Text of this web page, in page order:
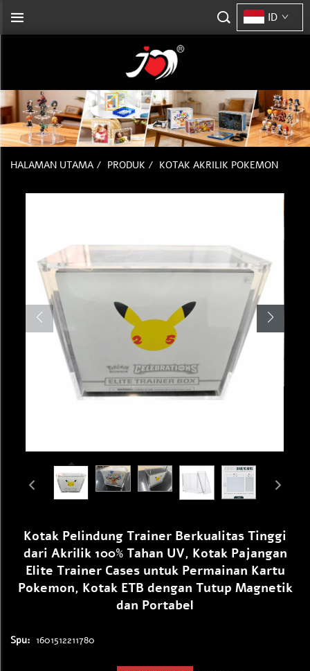
ID
HALAMAN UTAMA / PRODUK / KOTAK AKRILIK POKEMON
Kotak Pelindung Trainer Berkualitas Tinggi
dari Akrilik 100% Tahan UV, Kotak Pajangan
Elite Trainer Cases untuk Permainan Kartu
Pokemon, Kotak ETB dengan Tutup Magnetik
dan Portabel
Spu: 1601512211780